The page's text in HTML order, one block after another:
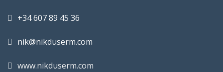
+34 607 89 45 36
nik@nikduserm.com
www.nikduserm.com